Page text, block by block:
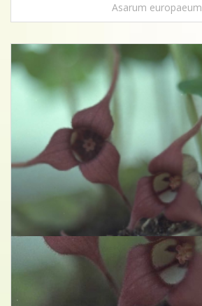
Asarum europaeum